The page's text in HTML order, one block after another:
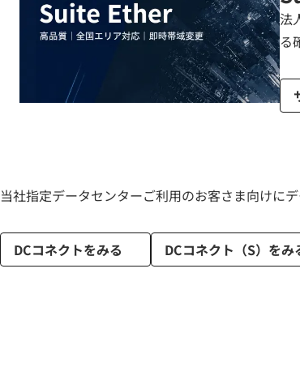
法
る
当社指定データセンターご利用のお客さま向けに
DCコネクトをみる DCコネクト（S）をみ